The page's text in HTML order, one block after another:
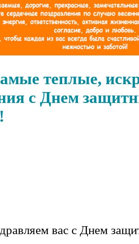
теплые,
с Днем
вас с Днем